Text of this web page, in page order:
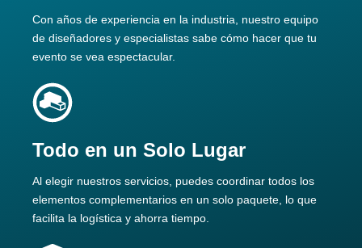
Con años de experiencia en la industria, nuestro equipo
de diseñadores y especialistas sabe cómo hacer que tu
evento se vea espectacular.
Todo en un Solo Lugar
Al elegir nuestros servicios, puedes coordinar todos los
elementos complementarios en un solo paquete, lo que
facilita la logística y ahorra tiempo.